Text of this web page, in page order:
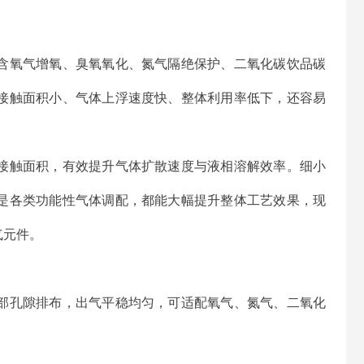
气增氧、臭氧氧化、氮气隔绝保护、二氧化碳饮品碳
面积小、气体上浮速度快、整体利用率低下，还容易
面积，有效提升气体扩散速度与液相溶解效率。细小
类功能性气体调配，都能大幅提升整体工艺效果，现
件。
隙排布，出气平稳均匀，可适配氧气、氮气、二氧化